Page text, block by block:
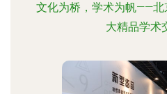
文化为桥，学术为帆——北
大精品学术